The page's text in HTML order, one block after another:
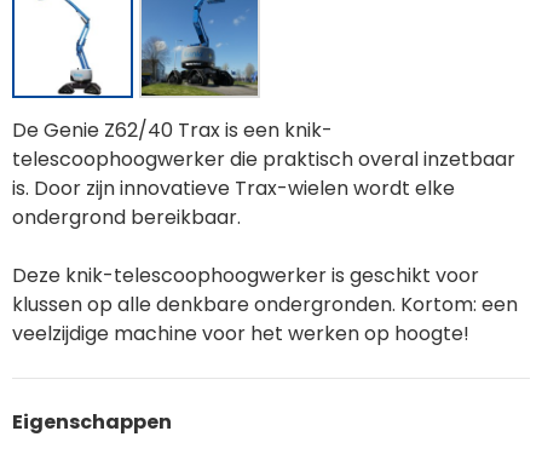
De Genie Z62/40 Trax is een knik-
telescoophoogwerker die praktisch overal inzetbaar
is. Door zijn innovatieve Trax-wielen wordt elke
ondergrond bereikbaar.
Deze knik-telescoophoogwerker is geschikt voor
klussen op alle denkbare ondergronden. Kortom: een
veelzijdige machine voor het werken op hoogte!
Eigenschappen